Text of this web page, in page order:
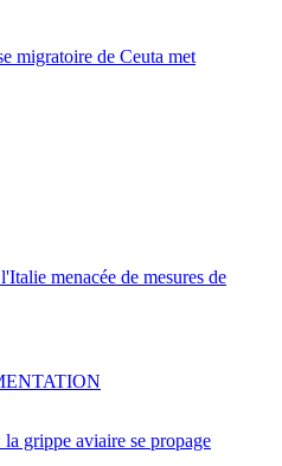
migratoire de Ceuta met
menacée de mesures de
grippe aviaire se propage